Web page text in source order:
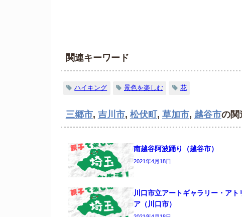
関連キーワード
ハイキング 景色を楽しむ 花
三郷市, 吉川市, 松伏町 , 草加市, 越谷市の関
南越谷阿波踊り（越谷市）
2021年4月18日
川口市立アートギャラリー・アト
ア（川口市）